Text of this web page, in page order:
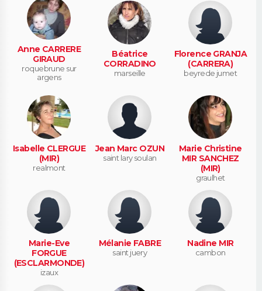
Anne CARRERE
GIRAUD
roquebrune sur
argens
Béatrice
CORRADINO
marseille
Florence GRANJA
(CARRERA)
beyrede jumet
Isabelle CLERGUE
(MIR)
realmont
Jean Marc OZUN
saint lary soulan
Marie Christine
MIR SANCHEZ
(MIR)
graulhet
Marie-Eve
FORGUE
(ESCLARMONDE)
izaux
Mélanie FABRE
saint juery
Nadine MIR
cambon